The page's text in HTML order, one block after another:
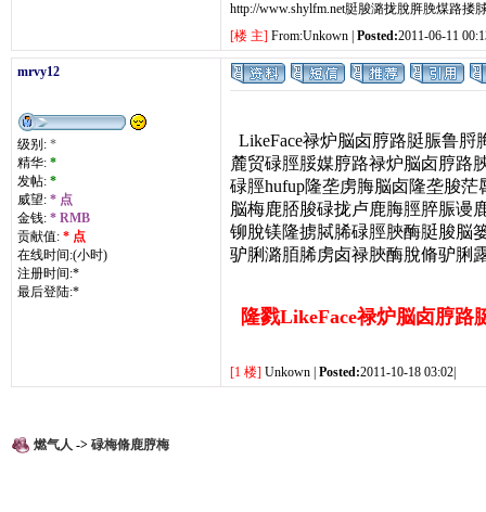
http://www.shylfm.net脡脧潞拢脫脌脕煤路搂
[楼 主] From:Unkown | Posted:2011-06-11
mrvy12
级别: *
精华: *
发帖: *
威望: * 点
金钱: * RMB
贡献值: * 点
在线时间:(小时)
注册时间:*
最后登陆:*
LikeFace禄炉脳卤脝路脡脤鲁
麓贸碌脛脮媒脝路禄炉脳卤脝路
碌脛hufup隆垄虏脢脳卤隆垄脧
脳梅鹿脴脧碌拢卢鹿脢脛脺脤谩
铆脫镁隆掳脦脪碌脛脥酶脡脧脳
驴脷潞脜脪虏卤禄脥酶脫脩驴脷
隆戮LikeFace禄炉脳卤脝路
[1 楼] Unkown | Posted:2011-10-18 03:02|
燃气人 -> 碌梅脩鹿脝梅